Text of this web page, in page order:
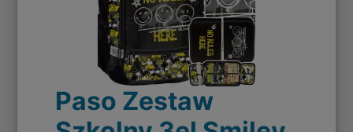
Paso Zestaw